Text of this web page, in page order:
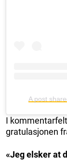
A post
I
gratulasjonen
«Jeg elsker at